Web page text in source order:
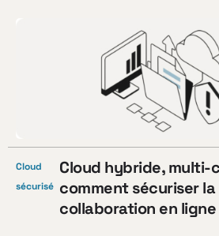
Cloud
sécurisé
Cloud hybride, multi-
comment sécuriser la
collaboration en ligne